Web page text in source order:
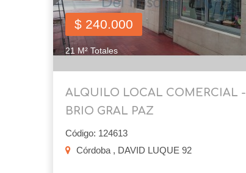
$ 240.000
21 M² Totales
ALQUILO LOCAL COMERCIAL -
BRIO GRAL PAZ
Código: 124613
Córdoba , DAVID LUQUE 92